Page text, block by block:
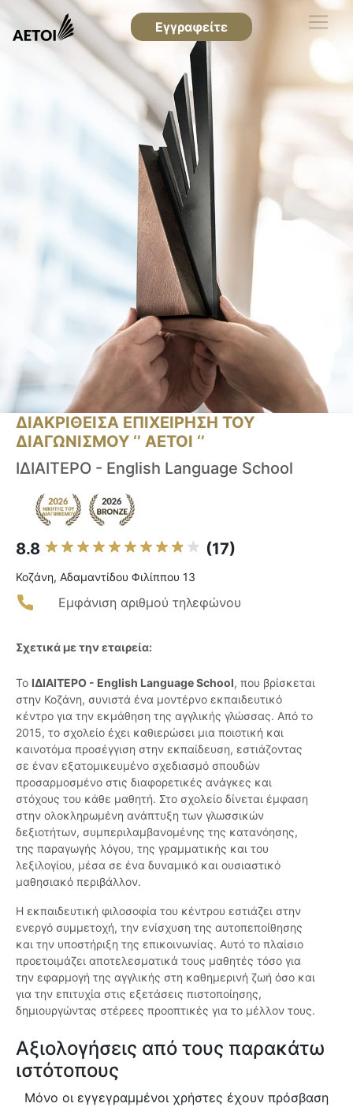
Εγγραφείτε
ΔΙΑΚΡΙΘΕΙΣΑ ΕΠΙΧΕΙΡΗΣΗ ΤΟΥ
ΔΙΑΓΩΝΙΣΜΟΥ ‘’ ΑΕΤΟΙ ‘’
ΙΔΙΑΙΤΕΡΟ - English Language School
8.8 (17)
Κοζάνη, Αδαμαντίδου Φιλίππου 13
Εμφάνιση αριθμού τηλεφώνου
Σχετικά με την εταιρεία:
Το ΙΔΙΑΙΤΕΡΟ - English Language School, που βρίσκεται
στην Κοζάνη, συνιστά ένα μοντέρνο εκπαιδευτικό
κέντρο για την εκμάθηση της αγγλικής γλώσσας. Από το
2015, το σχολείο έχει καθιερώσει μια ποιοτική και
καινοτόμα προσέγγιση στην εκπαίδευση, εστιάζοντας
σε έναν εξατομικευμένο σχεδιασμό σπουδών
προσαρμοσμένο στις διαφορετικές ανάγκες και
στόχους του κάθε μαθητή. Στο σχολείο δίνεται έμφαση
στην ολοκληρωμένη ανάπτυξη των γλωσσικών
δεξιοτήτων, συμπεριλαμβανομένης της κατανόησης,
της παραγωγής λόγου, της γραμματικής και του
λεξιλογίου, μέσα σε ένα δυναμικό και ουσιαστικό
μαθησιακό περιβάλλον.
Η εκπαιδευτική φιλοσοφία του κέντρου εστιάζει στην
ενεργό συμμετοχή, την ενίσχυση της αυτοπεποίθησης
και την υποστήριξη της επικοινωνίας. Αυτό το πλαίσιο
προετοιμάζει αποτελεσματικά τους μαθητές τόσο για
την εφαρμογή της αγγλικής στη καθημερινή ζωή όσο και
για την επιτυχία στις εξετάσεις πιστοποίησης,
δημιουργώντας στέρεες προοπτικές για το μέλλον τους.
Αξιολογήσεις από τους παρακάτω
ιστότοπους
Μόνο οι εγγεγραμμένοι χρήστες έχουν πρόσβαση